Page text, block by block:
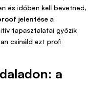
és időben kell bevetned,
jelentése a
tapasztalatai győzik
csináld ezt profi
a